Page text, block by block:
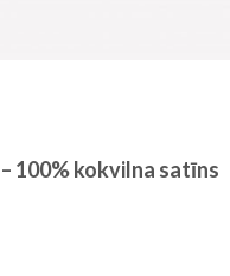
100% kokvilna satīns